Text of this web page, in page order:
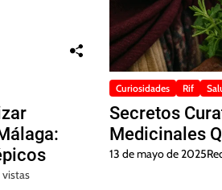
vistas
Curiosidades Rif
Secretos
Medicinales
13 de mayo de 2025